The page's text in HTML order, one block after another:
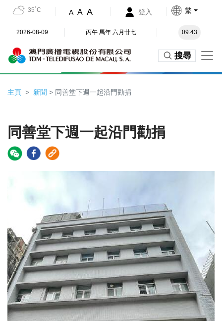
35˚C A A A 登入 繁
2026-08-09 丙午 馬年 六月廿七 09:43
搜尋
主頁 新聞 > 同善堂下週一起沿門勸捐
同善堂下週一起沿門勸捐